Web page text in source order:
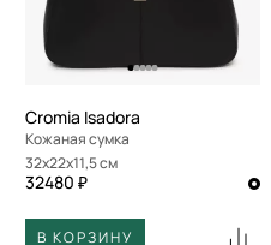
Cromia Isadora
Кожаная сумка
32x22x11,5 см
32480 ₽
В КОРЗИНУ